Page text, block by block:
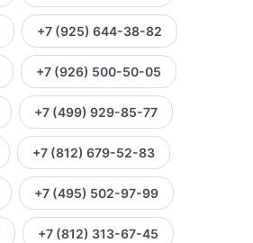
+7 (925) 644-38-82
+7 (926) 500-50-05
+7 (499) 929-85-77
+7 (812) 679-52-83
+7 (495) 502-97-99
+7 (812) 313-67-45